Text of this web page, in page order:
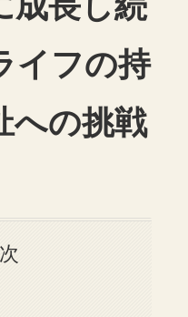
イフの持
への挑戦